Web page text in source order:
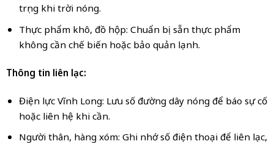
trọng khi trời nóng.
Thực phẩm khô, đồ hộp: Chuẩn bị sẵn thực phẩm
không cần chế biến hoặc bảo quản lạnh.
Thông tin liên lạc:
Điện lực Vĩnh Long: Lưu số đường dây nóng để báo sự cố
hoặc liên hệ khi cần.
Người thân, hàng xóm: Ghi nhớ số điện thoại để liên lạc,